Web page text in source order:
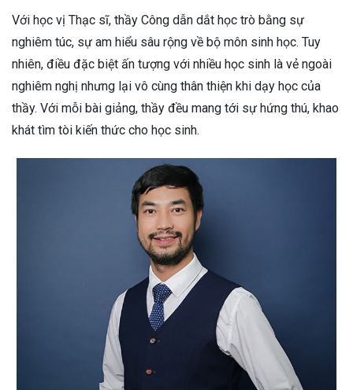
Với học vị Thạc sĩ, thầy Công dẫn dắt học trò bằng sự
nghiêm túc, sự am hiểu sâu rộng về bộ môn sinh học. Tuy
nhiên, điều đặc biệt ấn tượng với nhiều học sinh là vẻ ngoài
nghiêm nghị nhưng lại vô cùng thân thiện khi dạy học của
thầy. Với mỗi bài giảng, thầy đều mang tới sự hứng thú, khao
khát tìm tòi kiến thức cho học sinh.